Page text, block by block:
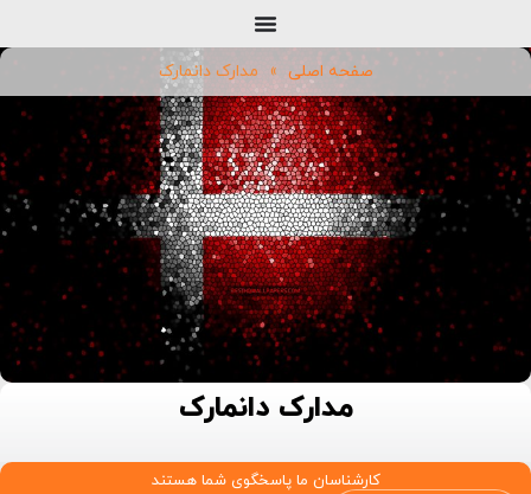
صفحه اصلی » مدارک دانمارک
مدارک دانمارک
کارشناسان ما پاسخگوی شما هستند